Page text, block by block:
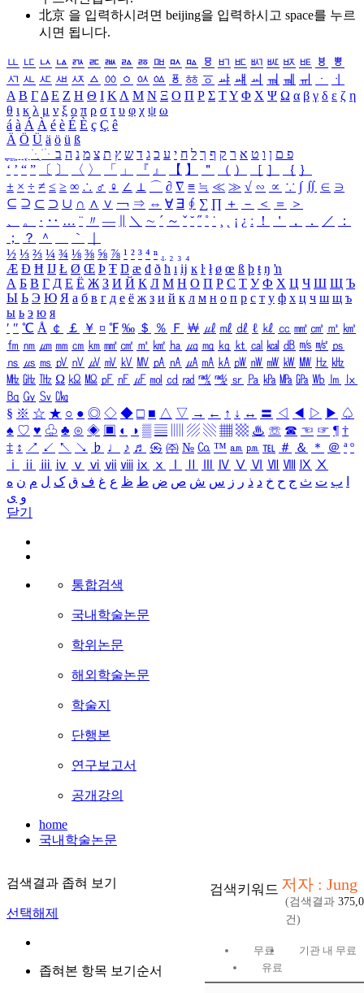
北京 을 입력하시려면 beijing을 입력하시고 space를 누르
시면 됩니다.
ㅥ ㅦ ㅧ ㅨ ㅩ ㅪ ㅫ ㅬ ㅭ ㅮ ㅯ ㅰ ㅱ ㅲ ㅳ ㅴ ㅵ ㅶ ㅷ ㅸ
ㅹ
ㅺ ㅻ ㅼ ㅽ ㅾ ㅿ ㆀ ㆁ ㆂ ㆃ ㆄ ㆅ ㆆ ㆇ ㆈ ㆉ ㆊ ㆋ ㆌ ㆍ
ㆎ
Α Β ΓΔ Ε Ζ Η Θ Ι ΚΛ Μ Ν Ξ Ο Π Ρ Σ ΤΥ Φ Χ Ψ Ω α β γ δ ε ζ η
θ ι κ λ μ ν ξ ο π ρ σ τ υ φ χ ψ ω
á à Á À é è É È ç Ç ê
Ä Ö Ü ä ö ü ß
ִֶֹ ֻּ ׁׂ פ ם ן ו ט א ר ק ף ך ל ח י ע כ ג ד ש ץ ת צ מ נ ה ב
‘ ’ “ ” 〔 〕 〈 〉 「 」 『 』 【 】 ＂ （ ） ［ ］ ｛ ｝
± × ÷ ≠ ≤ ≥ ∞ ∴ ♂ ♀ ∠ ⊥ ⌒ ∂ ∇ ≡ ≒ ≪ ≫ √ ∽ ∝ ∵ ∫ ∬ ∈ ∋
⊆ ⊇ ⊂ ⊃ ∪ ∩ ∧ ∨ ￢ ⇒ ⇔ ∀ ∃ ∮ ∑ ∏ ＋ － ＜ ＝
＞
、
。 · ‥ … ¨ 〃 ― ＼ ∼ ´ ～ ˇ ˘ ˝ ˚ ˙ ¸ ¡ ¿ ː ！ ＇ ， ． ／
：
；
？ ＾ ｀
½ ⅓ ⅔ ¼ ¾ ⅛ ⅜ ⅝ ⅞ ¹ ² ³ ⁴ ⁿ ₁ ₂ ₃ ₄
Æ Ð Ħ Ĳ Ł Ø Œ Þ Ŧ Ŋ æ đ ð ħ ı ĳ ĸ ŀ ł ø œ ß þ ŧ ŋ ŉ
А Б В Г Д Е Ё Ж З И Й К Л М Н О П Р С Т У Ф Х Ц Ч Ш Щ Ъ
Ы Ь Э Ю Я а б в г д е ё ж з и й к л м н о п р с т у ф х ц ч ш щ ъ
ы ь э ю я
′ ″ ℃ Å ￠ ￡ ￥ ¤ ℉ ‰ ＄ ％ Ｆ ￦ ㎕ ㎖ ㎗ ℓ ㎘ ㏄ ㎣ ㎤ ㎥ ㎦
㎙ ㎚ ㎛ ㎜ ㎝ ㎞ ㎟ ㎠ ㎡ ㎢ ㏊ ㎍ ㎎ ㎏ ㏏ ㎈ ㎉ ㏈ ㎧ ㎨ ㎰
㎱ ㎲ ㎳ ㎴ ㎵ ㎶ ㎷ ㎸ ㎹ ㎀ ㎁ ㎂ ㎃ ㎄ ㎺ ㎻ ㎽ ㎾ ㎿ ㎐ ㎑
㎒ ㎓ ㎔ Ω ㏀ ㏁ ㎊ ㎋ ㎌ ㏖ ㏅ ㎭ ㎮ ㎯ ㏛ ㎩ ㎪ ㎫ ㎬ ㏝ ㏐
㏓
㏃ ㏉ ㏜ ㏆
§ ※ ☆ ★ ○ ● ◎ ◇ ◆ □ ■ △ ▽ → ← ↑ ↓ ↔ 〓 ◁ ◀ ▷ ▶ ♤
♠ ♡ ♥ ♧ ♣ ⊙ ◈ ▣ ◐ ◑ ▒ ▤ ▨ ▧ ▦ ▩ ♨ ☏ ☎ ☜ ☞ ¶ †
‡ ↕ ↗ ↙ ↖ ↘ ♭ ♩ ♪ ♬ ㉿ ㈜ № ㏇ ™ ㏂ ㏘ ℡ ＃ ＆ ＊ ＠ ª º
ⅰ
ⅱ ⅲ ⅳ ⅴ ⅵ ⅶ ⅷ ⅸ ⅹ Ⅳ Ⅴ Ⅵ Ⅶ Ⅷ Ⅸ Ⅹ
ب ت ث ج ح خ د ذ ر ز س ش ص ض ط ظ ع غ ف ق ک ل م ن ه
و ی
닫기
통합검색
국내학술논문
학위논문
해외학술논문
학술지
단행본
연구보고서
공개강의
home
국내학술논문
검색결과 좁혀 보기
선택해제
좁혀본 항목 보기순서
검색키워드 저자 : Jung
(검색결과
건)
무료
기관 내 무료
유료